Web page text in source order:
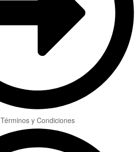
Términos y Condiciones